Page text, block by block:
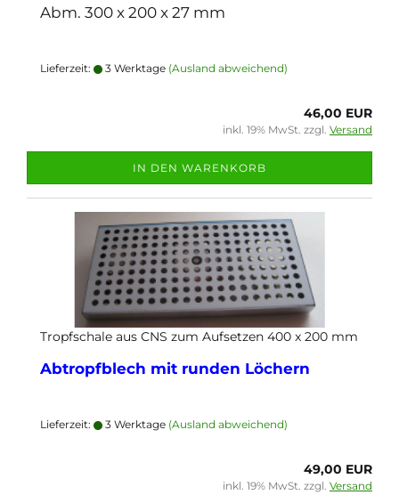
Abm. 300 x 200 x 27 mm
Lieferzeit: 3 Werktage (Ausland abweichend)
46,00 EUR
inkl. 19% MwSt. zzgl. Versand
IN DEN WARENKORB
Tropfschale aus CNS zum Aufsetzen 400 x 200 mm
Abtropfblech mit runden Löchern
Lieferzeit: 3 Werktage (Ausland abweichend)
49,00 EUR
inkl. 19% MwSt. zzgl. Versand